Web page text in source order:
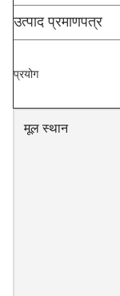
उत्पाद प्रमाणपत्र
प्रयोग
मूल स्थान